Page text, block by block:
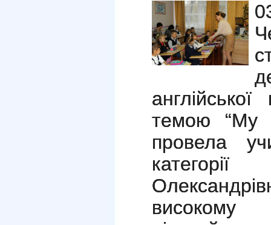
темою “
провела
високому